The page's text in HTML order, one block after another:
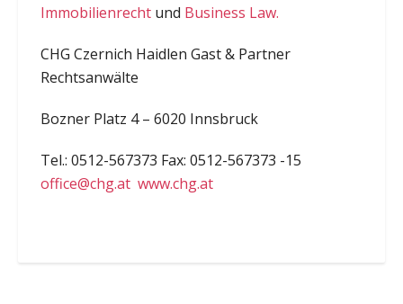
Immobilienrechtund Business Law.
CHG Czernich Haidlen Gast & Partner
Rechtsanwälte
Bozner Platz 4 – 6020 Innsbruck
Tel.: 0512-567373 Fax: 0512-567373 -15
office@chg.at www.chg.at